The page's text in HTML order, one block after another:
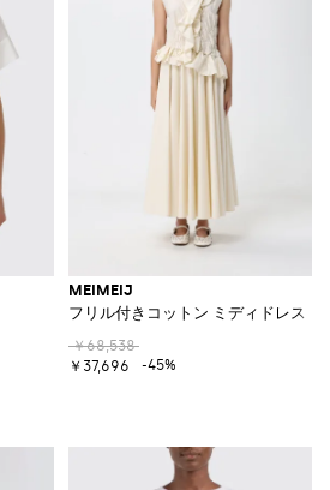
MEIMEIJ
フリル付きコットン ミディドレス
￥68,538
￥37,696
-45%